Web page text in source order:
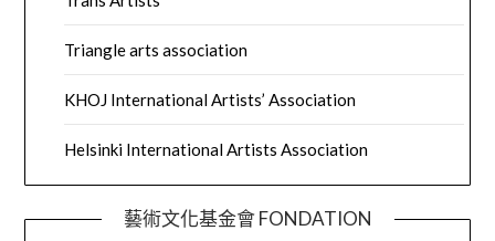
Triangle arts association
KHOJ International Artists’ Association
Helsinki International Artists Association
藝術文化基金會 FONDATION